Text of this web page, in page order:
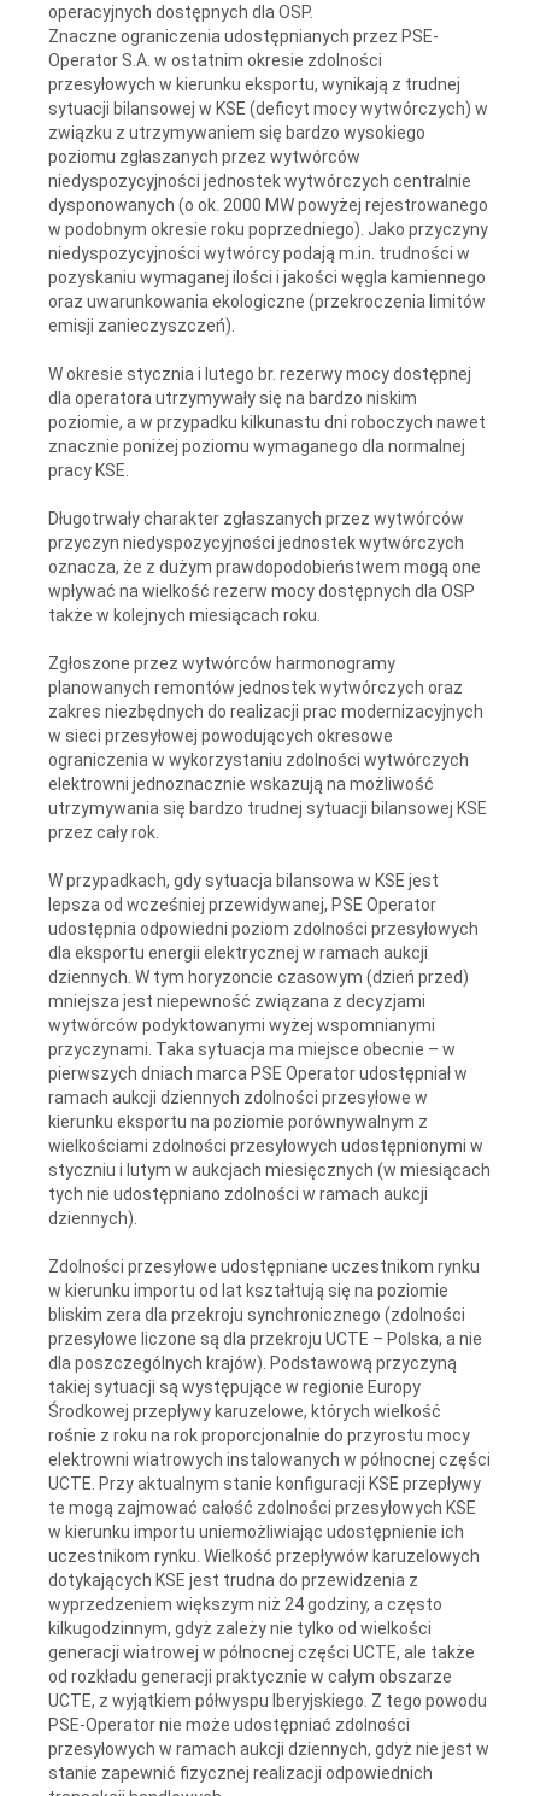
operacyjnych dostępnych dla OSP.
Znaczne ograniczenia udostępnianych przez PSE-
Operator S.A. w ostatnim okresie zdolności
przesyłowych w kierunku eksportu, wynikają z trudnej
sytuacji bilansowej w KSE (deficyt mocy wytwórczych) w
związku z utrzymywaniem się bardzo wysokiego
poziomu zgłaszanych przez wytwórców
niedyspozycyjności jednostek wytwórczych centralnie
dysponowanych (o ok. 2000 MW powyżej rejestrowanego
w podobnym okresie roku poprzedniego). Jako przyczyny
niedyspozycyjności wytwórcy podają m.in. trudności w
pozyskaniu wymaganej ilości i jakości węgla kamiennego
oraz uwarunkowania ekologiczne (przekroczenia limitów
emisji zanieczyszczeń).
W okresie stycznia i lutego br. rezerwy mocy dostępnej
dla operatora utrzymywały się na bardzo niskim
poziomie, a w przypadku kilkunastu dni roboczych nawet
znacznie poniżej poziomu wymaganego dla normalnej
pracy KSE.
Długotrwały charakter zgłaszanych przez wytwórców
przyczyn niedyspozycyjności jednostek wytwórczych
oznacza, że z dużym prawdopodobieństwem mogą one
wpływać na wielkość rezerw mocy dostępnych dla OSP
także w kolejnych miesiącach roku.
Zgłoszone przez wytwórców harmonogramy
planowanych remontów jednostek wytwórczych oraz
zakres niezbędnych do realizacji prac modernizacyjnych
w sieci przesyłowej powodujących okresowe
ograniczenia w wykorzystaniu zdolności wytwórczych
elektrowni jednoznacznie wskazują na możliwość
utrzymywania się bardzo trudnej sytuacji bilansowej KSE
przez cały rok.
W przypadkach, gdy sytuacja bilansowa w KSE jest
lepsza od wcześniej przewidywanej, PSE Operator
udostępnia odpowiedni poziom zdolności przesyłowych
dla eksportu energii elektrycznej w ramach aukcji
dziennych. W tym horyzoncie czasowym (dzień przed)
mniejsza jest niepewność związana z decyzjami
wytwórców podyktowanymi wyżej wspomnianymi
przyczynami. Taka sytuacja ma miejsce obecnie – w
pierwszych dniach marca PSE Operator udostępniał w
ramach aukcji dziennych zdolności przesyłowe w
kierunku eksportu na poziomie porównywalnym z
wielkościami zdolności przesyłowych udostępnionymi w
styczniu i lutym w aukcjach miesięcznych (w miesiącach
tych nie udostępniano zdolności w ramach aukcji
dziennych).
Zdolności przesyłowe udostępniane uczestnikom rynku
w kierunku importu od lat kształtują się na poziomie
bliskim zera dla przekroju synchronicznego (zdolności
przesyłowe liczone są dla przekroju UCTE – Polska, a nie
dla poszczególnych krajów). Podstawową przyczyną
takiej sytuacji są występujące w regionie Europy
Środkowej przepływy karuzelowe, których wielkość
rośnie z roku na rok proporcjonalnie do przyrostu mocy
elektrowni wiatrowych instalowanych w północnej części
UCTE. Przy aktualnym stanie konfiguracji KSE przepływy
te mogą zajmować całość zdolności przesyłowych KSE
w kierunku importu uniemożliwiając udostępnienie ich
uczestnikom rynku. Wielkość przepływów karuzelowych
dotykających KSE jest trudna do przewidzenia z
wyprzedzeniem większym niż 24 godziny, a często
kilkugodzinnym, gdyż zależy nie tylko od wielkości
generacji wiatrowej w północnej części UCTE, ale także
od rozkładu generacji praktycznie w całym obszarze
UCTE, z wyjątkiem półwyspu Iberyjskiego. Z tego powodu
PSE-Operator nie może udostępniać zdolności
przesyłowych w ramach aukcji dziennych, gdyż nie jest w
stanie zapewnić fizycznej realizacji odpowiednich